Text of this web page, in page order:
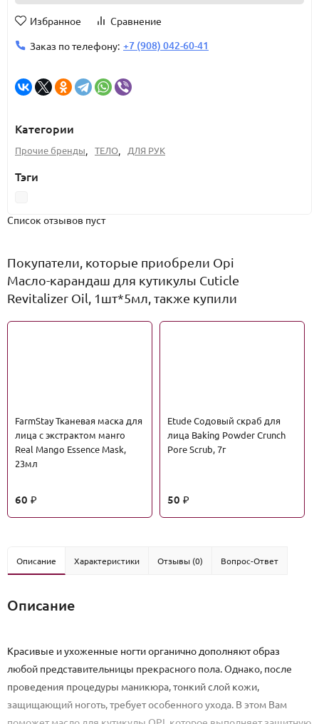
Избранное
Сравнение
Заказ по телефону: +7 (908) 042-60-41
Категории
Прочие бренды, ТЕЛО, ДЛЯ РУК
Тэги
Список отзывов пуст
Покупатели, которые приобрели Opi
Масло-карандаш для кутикулы Cuticle
Revitalizer Oil, 1шт*5мл, также купили
FarmStay Тканевая маска для
лица с экстрактом манго
Real Mango Essence Mask,
23мл
60 ₽
Etude Содовый скраб для
лица Baking Powder Crunch
Pore Scrub, 7г
50 ₽
Описание Характеристики Отзывы (0) Вопрос-Ответ
Описание
Красивые и ухоженные ногти органично дополняют образ
любой представительницы прекрасного пола. Однако, после
проведения процедуры маникюра, тонкий слой кожи,
защищающий ноготь, требует особенного ухода. В этом Вам